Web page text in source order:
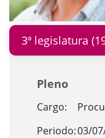
3ª legislatura
Pleno
Cargo:
Periodo:03/